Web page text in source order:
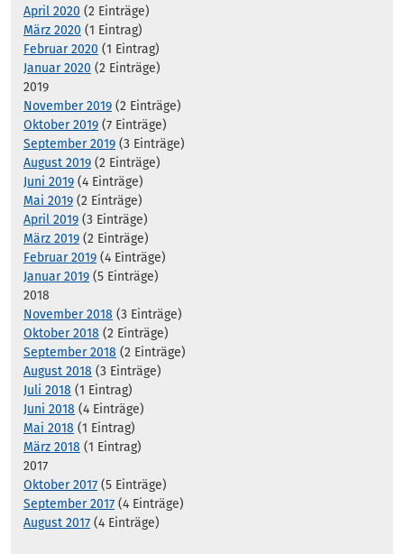
April 2020 (2 Einträge)
März 2020 (1 Eintrag)
Februar 2020 (1 Eintrag)
Januar 2020 (2 Einträge)
2019
November 2019 (2 Einträge)
Oktober 2019 (7 Einträge)
September 2019 (3 Einträge)
August 2019 (2 Einträge)
Juni 2019 (4 Einträge)
Mai 2019 (2 Einträge)
April 2019 (3 Einträge)
März 2019 (2 Einträge)
Februar 2019 (4 Einträge)
Januar 2019 (5 Einträge)
2018
November 2018 (3 Einträge)
Oktober 2018 (2 Einträge)
September 2018 (2 Einträge)
August 2018 (3 Einträge)
Juli 2018 (1 Eintrag)
Juni 2018 (4 Einträge)
Mai 2018 (1 Eintrag)
März 2018 (1 Eintrag)
2017
Oktober 2017 (5 Einträge)
September 2017 (4 Einträge)
August 2017 (4 Einträge)